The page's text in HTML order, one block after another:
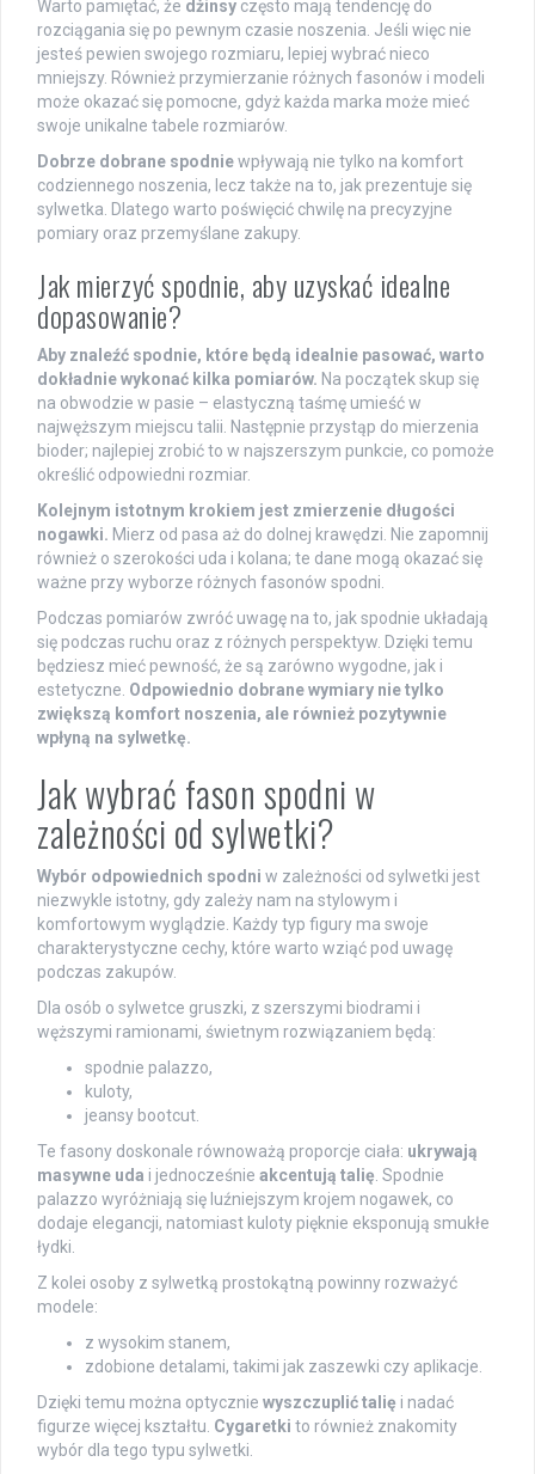
Warto pamiętać, że dżinsy często mają tendencję do
rozciągania się po pewnym czasie noszenia. Jeśli więc nie
jesteś pewien swojego rozmiaru, lepiej wybrać nieco
mniejszy. Również przymierzanie różnych fasonów i modeli
może okazać się pomocne, gdyż każda marka może mieć
swoje unikalne tabele rozmiarów.
Dobrze dobrane spodniewpływają nie tylko na komfort
codziennego noszenia, lecz także na to, jak prezentuje się
sylwetka. Dlatego warto poświęcić chwilę na precyzyjne
pomiary oraz przemyślane zakupy.
Jak mierzyć spodnie, aby uzyskać idealne
dopasowanie?
Aby znaleźć spodnie, które będą idealnie pasować, warto
dokładnie wykonać kilka pomiarów. Na początek skup się
na obwodzie w pasie – elastyczną taśmę umieść w
najwęższym miejscu talii. Następnie przystąp do mierzenia
bioder; najlepiej zrobić to w najszerszym punkcie, co pomoże
określić odpowiedni rozmiar.
Kolejnym istotnym krokiem jest zmierzenie długości
nogawki. Mierz od pasa aż do dolnej krawędzi. Nie zapomnij
również o szerokości uda i kolana; te dane mogą okazać się
ważne przy wyborze różnych fasonów spodni.
Podczas pomiarów zwróć uwagę na to, jak spodnie układają
się podczas ruchu oraz z różnych perspektyw. Dzięki temu
będziesz mieć pewność, że są zarówno wygodne, jak i
estetyczne. Odpowiednio dobrane wymiary nie tylko
zwiększą komfort noszenia, ale również pozytywnie
wpłyną na sylwetkę.
Jak wybrać fason spodni w
zależności od sylwetki?
Wybór odpowiednich spodni w zależności od sylwetki jest
niezwykle istotny, gdy zależy nam na stylowym i
komfortowym wyglądzie. Każdy typ figury ma swoje
charakterystyczne cechy, które warto wziąć pod uwagę
podczas zakupów.
Dla osób o sylwetce gruszki, z szerszymi biodrami i
węższymi ramionami, świetnym rozwiązaniem będą:
spodnie palazzo,
kuloty,
jeansy bootcut.
Te fasony doskonale równoważą proporcje ciała: ukrywają
masywne uda i jednocześnie akcentują talię . Spodnie
palazzo wyróżniają się luźniejszym krojem nogawek, co
dodaje elegancji, natomiast kuloty pięknie eksponują smukłe
łydki.
Z kolei osoby z sylwetką prostokątną powinny rozważyć
modele:
z wysokim stanem,
zdobione detalami, takimi jak zaszewki czy aplikacje.
Dzięki temu można optycznie wyszczuplić talię i nadać
figurze więcej kształtu. Cygaretki to również znakomity
wybór dla tego typu sylwetki.